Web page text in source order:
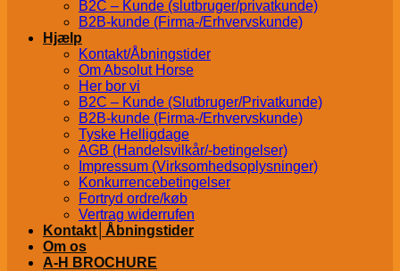
B2C – Kunde (slutbruger/privatkunde)
B2B-kunde (Firma-/Erhvervskunde)
Hjælp
Kontakt/Åbningstider
Om Absolut Horse
Her bor vi
B2C – Kunde (Slutbruger/Privatkunde)
B2B-kunde (Firma-/Erhvervskunde)
Tyske Helligdage
AGB (Handelsvilkår/-betingelser)
Impressum (Virksomhedsoplysninger)
Konkurrencebetingelser
Fortryd ordre/køb
Vertrag widerrufen
Kontakt│Åbningstider
Om os
A-H BROCHURE